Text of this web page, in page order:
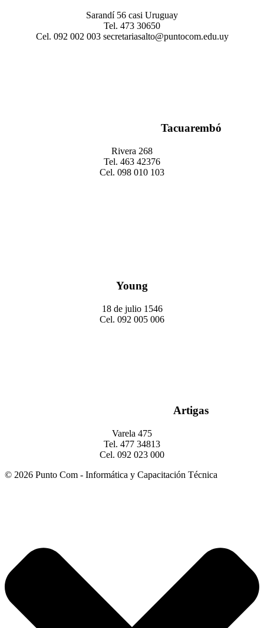
Sarandí 56 casi Uruguay
Tel. 473 30650
Cel. 092 002 003 secretariasalto@puntocom.edu.uy
Tacuarembó
Rivera 268
Tel. 463 42376
Cel. 098 010 103
Young
18 de julio 1546
Cel. 092 005 006
Artigas
Varela 475
Tel. 477 34813
Cel. 092 023 000
© 2026 Punto Com - Informática y Capacitación Técnica